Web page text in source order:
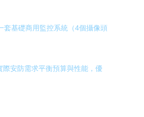
套基礎商用監控系統（4個攝像頭
安防需求平衡預算與性能，優